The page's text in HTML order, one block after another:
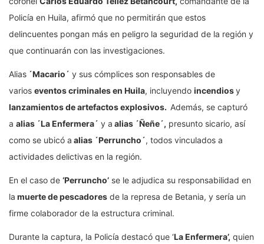
Policía en Huila, afirmó que no permitirán que estos
delincuentes pongan más en peligro la seguridad de la región y
que continuarán con las investigaciones.
Alias ´Macario´ y sus cómplices son responsables de
varios eventos criminales en Huila, incluyendo incendiosy
lanzamientos de artefactos explosivos. Además, se capturó
a alias ´La Enfermera´ y a alias ´Ñeñe´, presunto sicario, así
como se ubicó a alias ´Perruncho´, todos vinculados a
actividades delictivas en la región.
En el caso de ‘Perruncho’ se le adjudica su responsabilidad en
la muerte de pescadores de la represa de Betania, y sería un
firme colaborador de la estructura criminal.
Durante la captura, la Policía destacó que ‘La Enfermera’, quien